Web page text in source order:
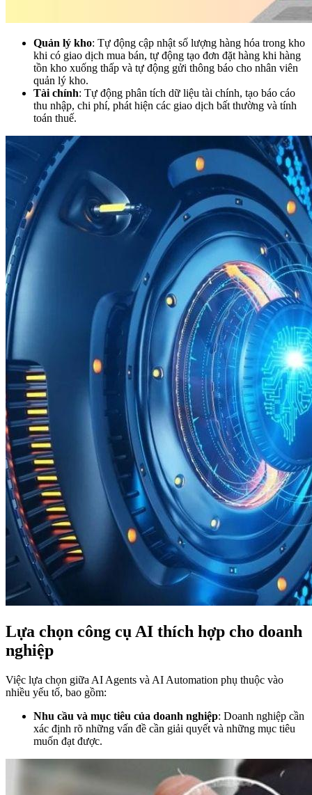
Quản lý kho: Tự động cập nhật số lượng hàng hóa trong kho
khi có giao dịch mua bán, tự động tạo đơn đặt hàng khi hàng
tồn kho xuống thấp và tự động gửi thông báo cho nhân viên
quản lý kho.
Tài chính: Tự động phân tích dữ liệu tài chính, tạo báo cáo
thu nhập, chi phí, phát hiện các giao dịch bất thường và tính
toán thuế.
Lựa chọn công cụ AI thích hợp cho doanh
nghiệp
Việc lựa chọn giữa AI Agents và AI Automation phụ thuộc vào
nhiều yếu tố, bao gồm:
Nhu cầu và mục tiêu của doanh nghiệp: Doanh nghiệp cần
xác định rõ những vấn đề cần giải quyết và những mục tiêu
muốn đạt được.